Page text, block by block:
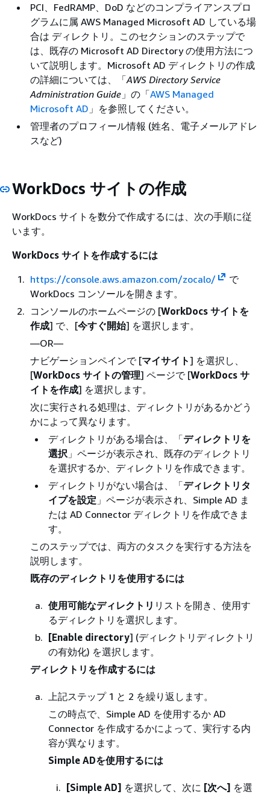
PCI、FedRAMP、DoD などのコンプライアンスプロ
グラムに属 AWS Managed Microsoft AD している場
合は ディレクトリ。このセクションのステップで
は、既存の Microsoft AD Directory の使用方法につ
いて説明します。Microsoft AD ディレクトリの作成
の詳細については、「AWS Directory Service
Administration Guide 」の「AWS Managed
Microsoft AD 」を参照してください。
管理者のプロフィール情報 (姓名、電子メールアドレ
スなど)
WorkDocs サイトの作成
WorkDocs サイトを数分で作成するには、次の手順に従
います。
WorkDocs サイトを作成するには
https://console.aws.amazon.com/zocalo/
で
WorkDocs コンソールを開きます。
コンソールのホームページの [WorkDocs サイトを
作成] で、[今すぐ開始] を選択します。
—OR—
ナビゲーションペインで [マイサイト] を選択し、
[WorkDocs サイトの管理] ページで [WorkDocs サ
イトを作成] を選択します。
次に実行される処理は、ディレクトリがあるかどう
かによって異なります。
ディレクトリがある場合は、「ディレクトリを
選択 」ページが表示され、既存のディレクトリ
を選択するか、ディレクトリを作成できます。
ディレクトリがない場合は、「ディレクトリタ
イプを設定 」ページが表示され、Simple AD ま
たは AD Connector ディレクトリを作成できま
す。
このステップでは、両方のタスクを実行する方法を
説明します。
既存のディレクトリを使用するには
使用可能なディレクトリ リストを開き、使用す
るディレクトリを選択します。
[Enable directory] (ディレクトリディレクトリ
の有効化) を選択します。
ディレクトリを作成するには
上記ステップ 1 と 2 を繰り返します。
この時点で、Simple AD を使用するか AD
Connector を作成するかによって、実行する内
容が異なります。
Simple ADを使用するには
[Simple AD] を選択して、次に [次へ] を選